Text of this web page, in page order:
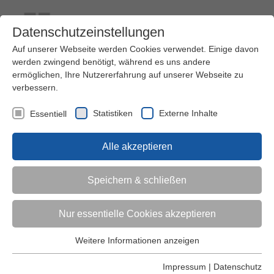
Kontakt Ihre Meinung ist uns wichtig!
Kinder (0-6)
Grundschulkinder
Jugendliche
Datenschutzeinstellungen
Auf unserer Webseite werden Cookies verwendet. Einige davon
werden zwingend benötigt, während es uns andere
ermöglichen, Ihre Nutzererfahrung auf unserer Webseite zu
verbessern.
Essentiell Statistiken Externe Inhalte
Alle akzeptieren
Speichern & schließen
Nur essentielle Cookies akzeptieren
Essentielle Cookies werden für grundlegende Funktionen der
Weitere Informationen anzeigen
Impressum | Datenschutz